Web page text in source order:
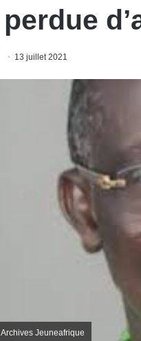
perdue
13 juillet 2021
Archives Jeuneafrique